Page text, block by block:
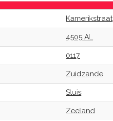
Kamerikstraat
4505 AL
0117
Zuidzande
Sluis
Zeeland